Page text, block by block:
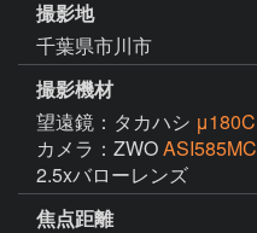
撮影地
千葉県市川市
撮影機材
望遠鏡：タカハシ μ180C
カメラ：ZWOASI585MC
2.5xバローレンズ
焦点距離